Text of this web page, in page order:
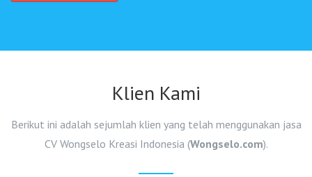
Klien Kami
Berikut ini adalah sejumlah klien yang telah menggunakan jasa
CV Wongselo Kreasi Indonesia (Wongselo.com).